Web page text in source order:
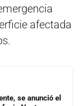
afectada
se anunció el